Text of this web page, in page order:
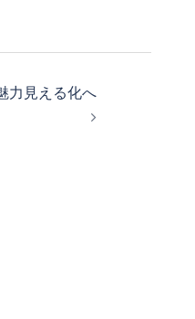
力見える化へ